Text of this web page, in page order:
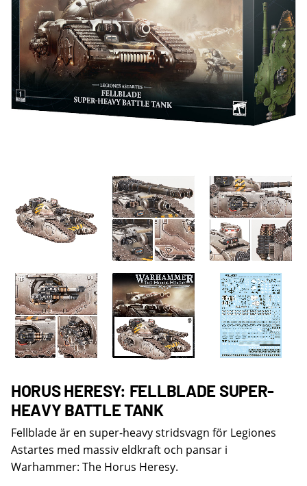
HORUS HERESY: FELLBLADE SUPER-
HEAVY BATTLE TANK
Fellblade är en super-heavy stridsvagn för Legiones
Astartes med massiv eldkraft och pansar i
Warhammer: The Horus Heresy.